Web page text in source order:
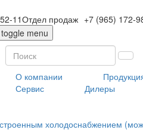
11Отдел продаж +7 (965) 172-
toggle menu
О компании
Сервис
Дилеры
холодоснабжением